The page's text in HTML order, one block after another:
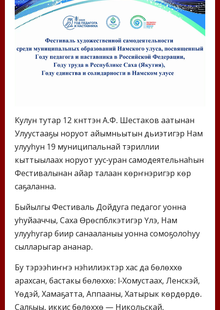
Кулун тутар 12 күнүттэн А.Ф. Шестаков аатынан
Улуустааҕы норуот айымньытын дьиэтигэр Нам
улууһун 19 муниципальнай тэриллии
кыттыылаах норуот уус-уран самодеятельнаһын
Фестивалынан айар талаан көрүҥнэригэр көрүү
саҕаланна.
Быйылгы Фестиваль Дойдуга педагог уонна
уһуйааччы, Саха Өрөспүүбүлүкэтигэр Үлэ, Нам
улууһугар биир санааланыы уонна сомоҕолоһуу
сылларыгар ананар.
Бу тэрээһиҥҥэ нэһилиэктэр хас да бөлөххө
арахсан, бастакы бөлөххө: I-Хомустаах, Ленскэй,
Үөдэй, Хамаҕатта, Аппааны, Хатырык көрдөрдө.
Салҕыы, иккис бөлөххө — Никольскай,